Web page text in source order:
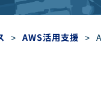
> AWS活用支援 >